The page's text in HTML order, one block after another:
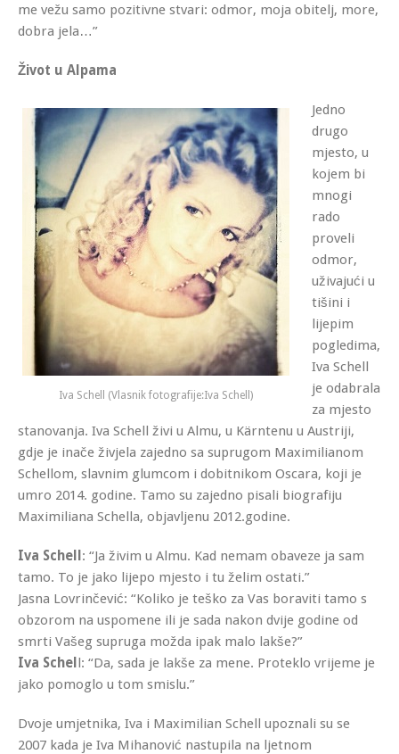
me vežu samo pozitivne stvari: odmor, moja obitelj, more,
dobra jela…”
Život u Alpama
Iva Schell (Vlasnik fotografije:Iva Schell)
Jedno
drugo
mjesto, u
kojem bi
mnogi
rado
proveli
odmor,
uživajući u
tišini i
lijepim
pogledima,
Iva Schell
je odabrala
za mjesto
stanovanja. Iva Schell živi u Almu, u Kärntenu u Austriji,
gdje je inače živjela zajedno sa suprugom Maximilianom
Schellom, slavnim glumcom i dobitnikom Oscara, koji je
umro 2014. godine. Tamo su zajedno pisali biografiju
Maximiliana Schella, objavljenu 2012.godine.
Iva Schell : “Ja živim u Almu. Kad nemam obaveze ja sam
tamo. To je jako lijepo mjesto i tu želim ostati.”
Jasna Lovrinčević: “Koliko je teško za Vas boraviti tamo s
obzorom na uspomene ili je sada nakon dvije godine od
smrti Vašeg supruga možda ipak malo lakše?”
Iva Schel l: “Da, sada je lakše za mene. Proteklo vrijeme je
jako pomoglo u tom smislu.”
Dvoje umjetnika, Iva i Maximilian Schell upoznali su se
2007 kada je Iva Mihanović nastupila na ljetnom